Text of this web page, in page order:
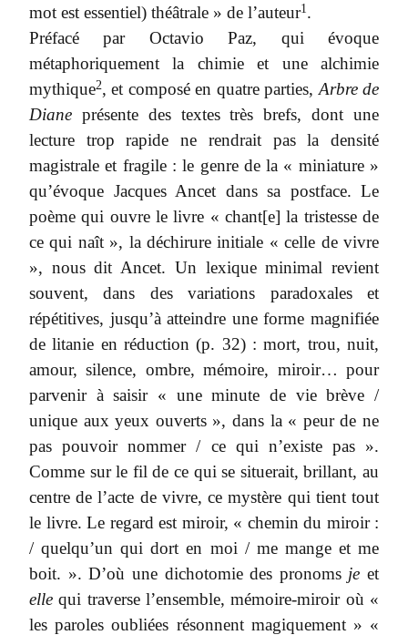
mot est essentiel) théâtrale » de l’auteur1 .
Préfacé par Octavio Paz, qui évoque
métaphoriquement la chimie et une alchimie
mythique2, et composé en quatre parties, Arbre de
Diane présente des textes très brefs, dont une
lecture trop rapide ne rendrait pas la densité
magistrale et fragile : le genre de la « miniature »
qu’évoque Jacques Ancet dans sa postface. Le
poème qui ouvre le livre « chant[e] la tristesse de
ce qui naît », la déchirure initiale « celle de vivre
», nous dit Ancet. Un lexique minimal revient
souvent, dans des variations paradoxales et
répétitives, jusqu’à atteindre une forme magnifiée
de litanie en réduction (p. 32) : mort, trou, nuit,
amour, silence, ombre, mémoire, miroir… pour
parvenir à saisir « une minute de vie brève /
unique aux yeux ouverts », dans la « peur de ne
pas pouvoir nommer / ce qui n’existe pas ».
Comme sur le fil de ce qui se situerait, brillant, au
centre de l’acte de vivre, ce mystère qui tient tout
le livre. Le regard est miroir, « chemin du miroir :
/ quelqu’un qui dort en moi / me mange et me
boit. ». D’où une dichotomie des pronoms je et
elle qui traverse l’ensemble, mémoire-miroir où «
les paroles oubliées résonnent magiquement » «